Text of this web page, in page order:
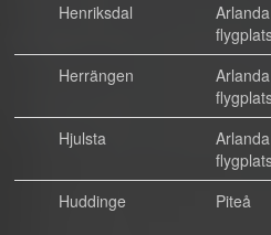
Henriksdal
Arlanda
Herrängen
Arlanda
Hjulsta
Arlanda
Huddinge
Piteå